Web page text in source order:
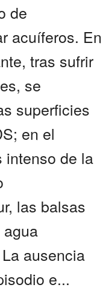
de
acuíferos. En
tras sufrir
se
superficies
en el
intenso de la
las balsas
ausencia
e...